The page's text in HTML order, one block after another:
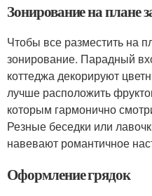
Зонирование на плане
Чтобы все разместить на
зонирование. Парадный
коттеджа декорируют
лучше расположить
которым гармонично
Резные беседки или
навевают романтичное
Оформление грядок